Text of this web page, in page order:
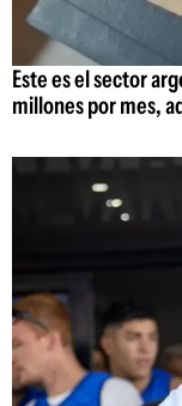
Este es el sector
millones por mes,